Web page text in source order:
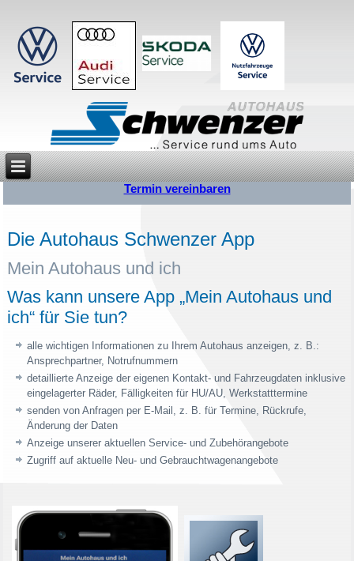
Termin vereinbaren
Die Autohaus Schwenzer App
Mein Autohaus und ich
Was kann unsere App „Mein Autohaus und
ich“ für Sie tun?
alle wichtigen Informationen zu Ihrem Autohaus anzeigen, z. B.:
Ansprechpartner, Notrufnummern
detaillierte Anzeige der eigenen Kontakt- und Fahrzeugdaten inklusive
eingelagerter Räder, Fälligkeiten für HU/AU, Werkstatttermine
senden von Anfragen per E-Mail, z. B. für Termine, Rückrufe,
Änderung der Daten
Anzeige unserer aktuellen Service- und Zubehörangebote
Zugriff auf aktuelle Neu- und Gebrauchtwagenangebote